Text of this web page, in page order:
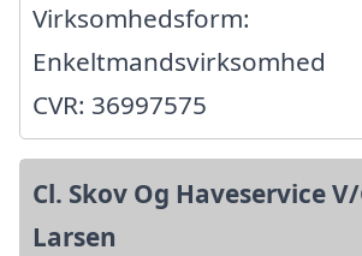
Virksomhedsform:
Enkeltmandsvirksomhed
CVR: 36997575
Cl. Skov Og Haveservice
Larsen